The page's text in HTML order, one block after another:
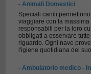
- Animali Domestici
Speciali canili
viaggiare con la
responsabili per la loro
obbligati a osservare
riguardo. Ogni nave
l'igiene quotidiana del
- Ambulatorio medico -